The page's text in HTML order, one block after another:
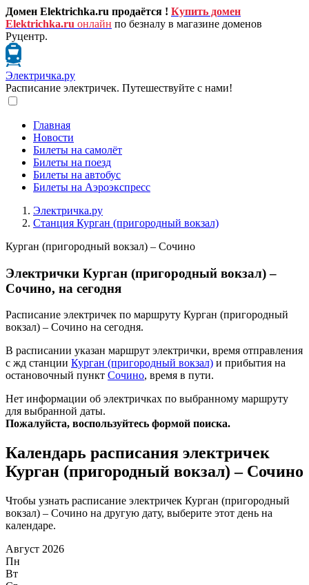
Домен Elektrichka.ru продаётся ! Купить домен
Elektrichka.ru онлайн по безналу в магазине доменов
Руцентр.
Электричка.ру
Расписание электричек. Путешествуйте с нами!
Главная
Новости
Билеты на самолёт
Билеты на поезд
Билеты на автобус
Билеты на Аэроэкспресс
Электричка.ру
Станция Курган (пригородный вокзал)
Курган (пригородный вокзал) – Сочино
Электрички Курган (пригородный вокзал) –
Сочино, на сегодня
Расписание электричек по маршруту Курган (пригородный
вокзал) – Сочино на сегодня.
В расписании указан маршрут электрички, время отправления
с жд станции Курган (пригородный вокзал) и прибытия на
остановочный пункт Сочино, время в пути.
Нет информации об электричках по выбранному маршруту
для выбранной даты.
Пожалуйста, воспользуйтесь формой поиска.
Календарь расписания электричек
Курган (пригородный вокзал) – Сочино
Чтобы узнать расписание электричек Курган (пригородный
вокзал) – Сочино на другую дату, выберите этот день на
календаре.
Август 2026
Пн
Вт